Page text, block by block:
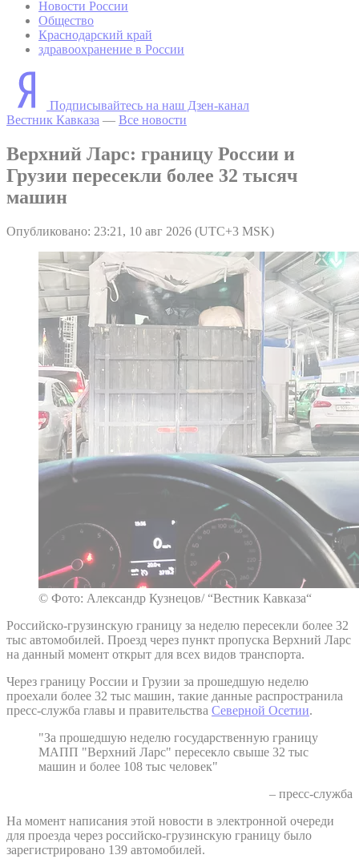
Новости России
Общество
Краснодарский край
здравоохранение в России
Подписывайтесь на наш Дзен-канал
Вестник Кавказа — Все новости
Верхний Ларс: границу России и
Грузии пересекли более 32 тысяч
машин
Опубликовано: 23:21, 10 авг 2026 (UTC+3 MSK)
© Фото: Александр Кузнецов/ “Вестник Кавказа“
Российско-грузинскую границу за неделю пересекли более 32
тыс автомобилей. Проезд через пункт пропуска Верхний Ларс
на данный момент открыт для всех видов транспорта.
Через границу России и Грузии за прошедшую неделю
проехали более 32 тыс машин, такие данные распространила
пресс-служба главы и правительства Северной Осетии.
"За прошедшую неделю государственную границу
МАПП "Верхний Ларс" пересекло свыше 32 тыс
машин и более 108 тыс человек"
– пресс-служба
На момент написания этой новости в электронной очереди
для проезда через российско-грузинскую границу было
зарегистрировано 139 автомобилей.